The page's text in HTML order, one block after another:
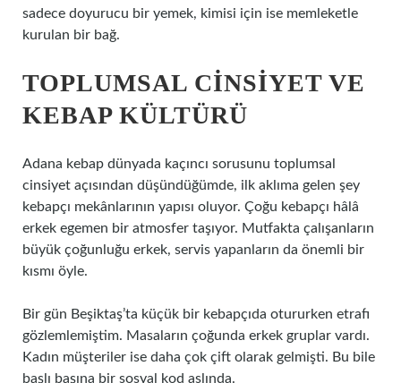
sadece doyurucu bir yemek, kimisi için ise memleketle
kurulan bir bağ.
TOPLUMSAL CINSIYET VE
KEBAP KÜLTÜRÜ
Adana kebap dünyada kaçıncı sorusunu toplumsal
cinsiyet açısından düşündüğümde, ilk aklıma gelen şey
kebapçı mekânlarının yapısı oluyor. Çoğu kebapçı hâlâ
erkek egemen bir atmosfer taşıyor. Mutfakta çalışanların
büyük çoğunluğu erkek, servis yapanların da önemli bir
kısmı öyle.
Bir gün Beşiktaş’ta küçük bir kebapçıda otururken etrafı
gözlemlemiştim. Masaların çoğunda erkek gruplar vardı.
Kadın müşteriler ise daha çok çift olarak gelmişti. Bu bile
başlı başına bir sosyal kod aslında.